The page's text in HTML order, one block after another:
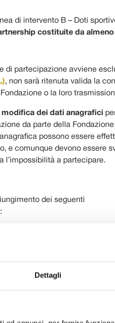
Dettagli
di intervento B – Doti
costituite da
di partecipazione avviene
, non sarà ritenuta valida la
o la loro
modifica dei dati anagrafici
da parte della
possono essere
e comunque devono essere
l’impossibilità a partecipare.
dei seguenti